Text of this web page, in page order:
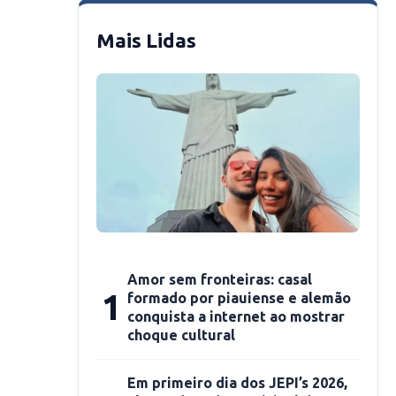
Mais Lidas
1
Amor sem fronteiras: casal
formado por piauiense e alemão
conquista a internet ao mostrar
choque cultural
Em primeiro dia dos JEPI’s 2026,